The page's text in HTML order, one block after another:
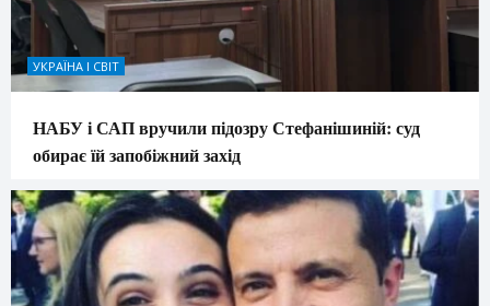
УКРАЇНА І СВІТ
НАБУ і САП вручили підозру Стефанішиній: суд
обирає їй запобіжний захід